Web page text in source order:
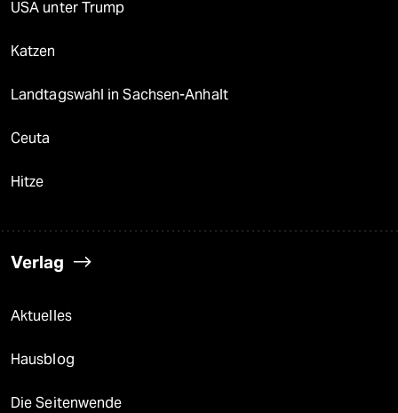
USA unter Trump
Katzen
Landtagswahl in Sachsen-Anhalt
Ceuta
Hitze
Verlag
Aktuelles
Hausblog
Die Seitenwende